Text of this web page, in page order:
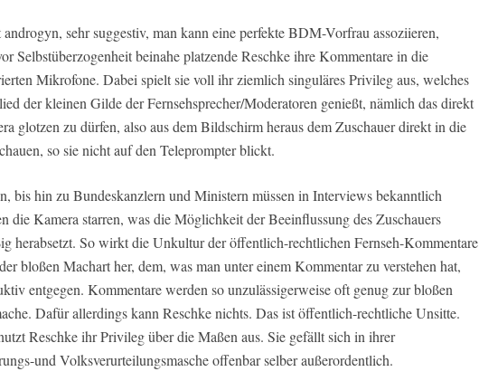
sehr suggestiv, man kann eine perfekte BDM-Vorfrau assoziieren,
Selbstüberzogenheit beinahe platzende Reschke ihre Kommentare in die
Mikrofone. Dabei spielt sie voll ihr ziemlich singuläres Privileg aus, welches
der kleinen Gilde der Fernsehsprecher/Moderatoren genießt, nämlich das direkt
glotzen zu dürfen, also aus dem Bildschirm heraus dem Zuschauer direkt in die
so sie nicht auf den Teleprompter blickt.
bis hin zu Bundeskanzlern und Ministern müssen in Interviews bekanntlich
die Kamera starren, was die Möglichkeit der Beeinflussung des Zuschauers
herabsetzt. So wirkt die Unkultur der öffentlich-rechtlichen Fernseh-Kommentare
bloßen Machart her, dem, was man unter einem Kommentar zu verstehen hat,
entgegen. Kommentare werden so unzulässigerweise oft genug zur bloßen
Dafür allerdings kann Reschke nichts. Das ist öffentlich-rechtliche Unsitte.
Reschke ihr Privileg über die Maßen aus. Sie gefällt sich in ihrer
und Volksverurteilungsmasche offenbar selber außerordentlich.